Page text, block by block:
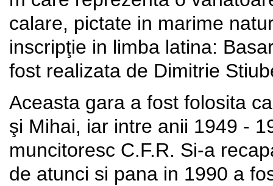
calare, pictate in marime
inscripţie in limba latina:
fost realizata de Dimitrie
Aceasta gara a fost folosita
şi Mihai, iar intre anii 1949 -
muncitoresc C.F.R. Si-a
de atunci si pana in 1990 a